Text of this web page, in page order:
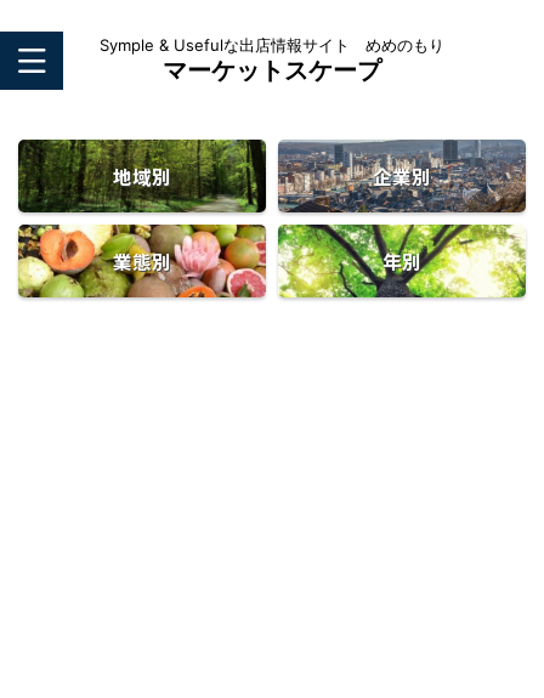
Symple & Usefulな出店情報サイト めめのもり
マーケットスケープ
地域別 企業別
業態別 年別